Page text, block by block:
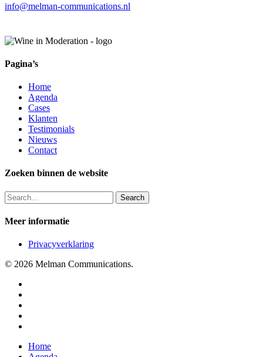
info@melman-communications.nl
Pagina’s
Home
Agenda
Cases
Klanten
Testimonials
Nieuws
Contact
Zoeken binnen de website
Search
Meer informatie
Privacyverklaring
© 2026 Melman Communications.
Close
Home